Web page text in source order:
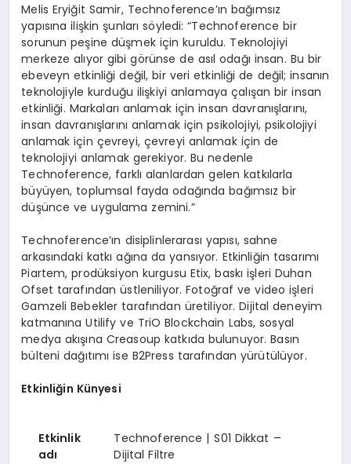
Melis Eryiğit Samir, Technoference’ın bağımsız
yapısına ilişkin şunları söyledi: “Technoference bir
sorunun peşine düşmek için kuruldu. Teknolojiyi
merkeze alıyor gibi görünse de asıl odağı insan. Bu bir
ebeveyn etkinliği değil, bir veri etkinliği de değil; insanın
teknolojiyle kurduğu ilişkiyi anlamaya çalışan bir insan
etkinliği. Markaları anlamak için insan davranışlarını,
insan davranışlarını anlamak için psikolojiyi, psikolojiyi
anlamak için çevreyi, çevreyi anlamak için de
teknolojiyi anlamak gerekiyor. Bu nedenle
Technoference, farklı alanlardan gelen katkılarla
büyüyen, toplumsal fayda odağında bağımsız bir
düşünce ve uygulama zemini.”
Technoference’ın disiplinlerarası yapısı, sahne
arkasındaki katkı ağına da yansıyor. Etkinliğin tasarımı
Piartem, prodüksiyon kurgusu Etix, baskı işleri Duhan
Ofset tarafından üstleniliyor. Fotoğraf ve video işleri
Gamzeli Bebekler tarafından üretiliyor. Dijital deneyim
katmanına Utilify ve TriO Blockchain Labs, sosyal
medya akışına Creasoup katkıda bulunuyor. Basın
bülteni dağıtımı ise B2Press tarafından yürütülüyor.
Etkinliğin Künyesi
Etkinlik
adı
Technoference | S01 Dikkat –
Dijital Filtre